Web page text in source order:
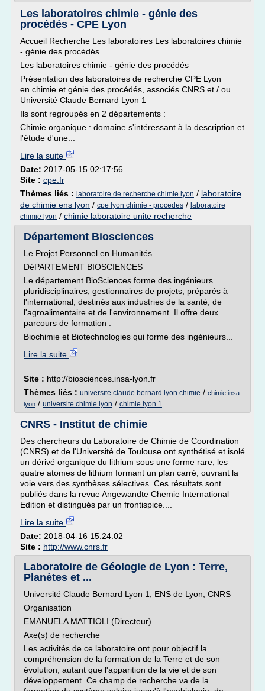
Les laboratoires chimie - génie des
procédés - CPE Lyon
Accueil Recherche Les laboratoires Les laboratoires chimie
- génie des procédés
Les laboratoires chimie - génie des procédés
Présentation des laboratoires de recherche CPE Lyon
en chimie et génie des procédés, associés CNRS et / ou
Université Claude Bernard Lyon 1
Ils sont regroupés en 2 départements :
Chimie organique : domaine s'intéressant à la description et
l'étude d'une...
Lire la suite
Date: 2017-05-15 02:17:56
Site : cpe.fr
Thèmes liés : laboratoire de recherche chimie lyon / laboratoire
de chimie ens lyon / cpe lyon chimie - procedes / laboratoire
chimie lyon / chimie laboratoire unite recherche
Département Biosciences
Le Projet Personnel en Humanités
DéPARTEMENT BIOSCIENCES
Le département BioSciences forme des ingénieurs
pluridisciplinaires, gestionnaires de projets, préparés à
l'international, destinés aux industries de la santé, de
l'agroalimentaire et de l'environnement. Il offre deux
parcours de formation :
Biochimie et Biotechnologies qui forme des ingénieurs...
Lire la suite
Site : http://biosciences.insa-lyon.fr
Thèmes liés : universite claude bernard lyon chimie / chimie insa
lyon / universite chimie lyon / chimie lyon 1
CNRS - Institut de chimie
Des chercheurs du Laboratoire de Chimie de Coordination
(CNRS) et de l'Université de Toulouse ont synthétisé et isolé
un dérivé organique du lithium sous une forme rare, les
quatre atomes de lithium formant un plan carré, ouvrant la
voie vers des synthèses sélectives. Ces résultats sont
publiés dans la revue Angewandte Chemie International
Edition et distingués par un frontispice....
Lire la suite
Date: 2018-04-16 15:24:02
Site : http://www.cnrs.fr
Laboratoire de Géologie de Lyon : Terre,
Planètes et ...
Université Claude Bernard Lyon 1, ENS de Lyon, CNRS
Organisation
EMANUELA MATTIOLI (Directeur)
Axe(s) de recherche
Les activités de ce laboratoire ont pour objectif la
compréhension de la formation de la Terre et de son
évolution, autant que l'apparition de la vie et de son
développement. Ce champ de recherche va de la